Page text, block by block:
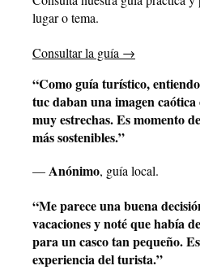
lugar o tema.
Consultar la guía →
“Como guía turístico,
tuc daban una imagen caótica
muy estrechas. Es momento
más sostenibles.”
—Anónimo, guía local.
“Me parece una buena
vacaciones y noté que había
para un casco tan pequeño.
experiencia del turista.”